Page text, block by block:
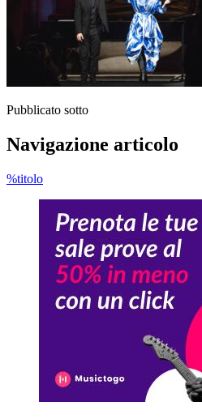
Pubblicato sotto
Navigazione articolo
%titolo